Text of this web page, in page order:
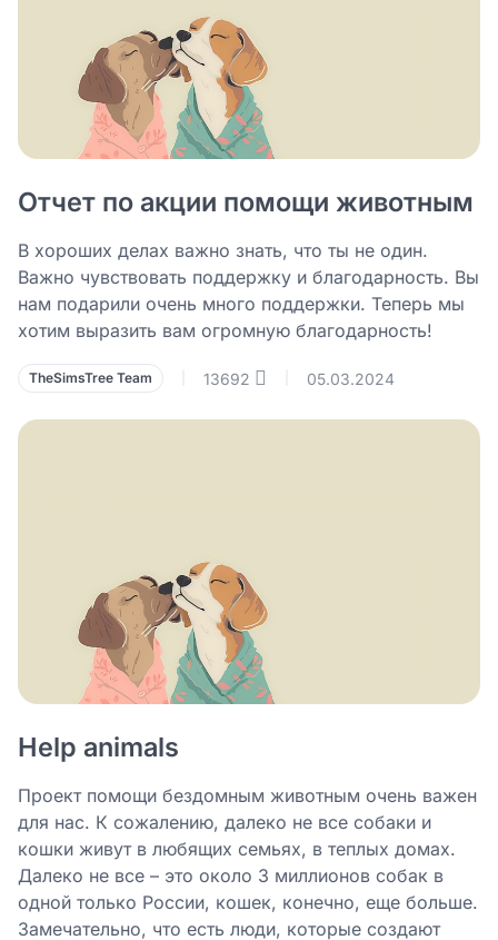
Отчет по акции помощи животным
В хороших делах важно знать, что ты не один.
Важно чувствовать поддержку и благодарность. Вы
нам подарили очень много поддержки. Теперь мы
хотим выразить вам огромную благодарность!
TheSimsTree Team 13692 05.03.2024
Help animals
Проект помощи бездомным животным очень важен
для нас. К сожалению, далеко не все собаки и
кошки живут в любящих семьях, в теплых домах.
Далеко не все – это около 3 миллионов собак в
одной только России, кошек, конечно, еще больше.
Замечательно, что есть люди, которые создают